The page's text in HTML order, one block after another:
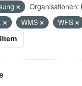
Organisationen:
WMS
WFS